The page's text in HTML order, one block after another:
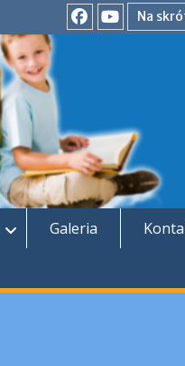
Na
FacebookYouTube
Galeria